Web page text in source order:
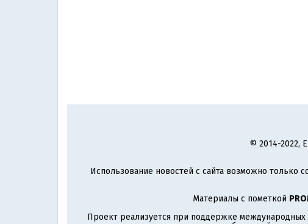
© 2014-2022,
Использование новостей с сайта возможно только
Материалы с пометкой
Проект реализуется при поддержке международных